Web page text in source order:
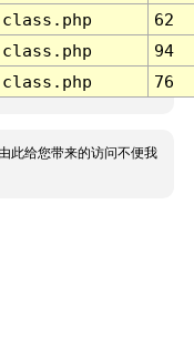
62
94
76
此给您带来的访问不便我